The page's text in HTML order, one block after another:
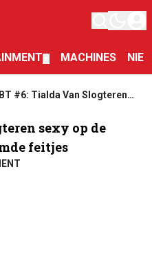
MACHINES
#6: Tialda Van Slogteren
Feitjes
sexy op de
feitjes